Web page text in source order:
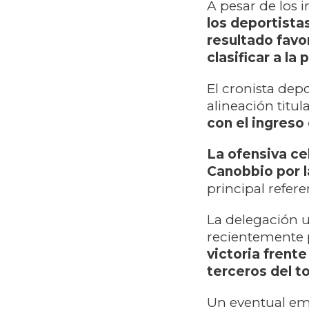
A pesar de los
los
resultado
clasificar a la
El cronista
alineación
con el ingreso
La ofensiva
Canobbio por
principal
La delegación
recientemente
victoria frente
terceros del
Un eventual